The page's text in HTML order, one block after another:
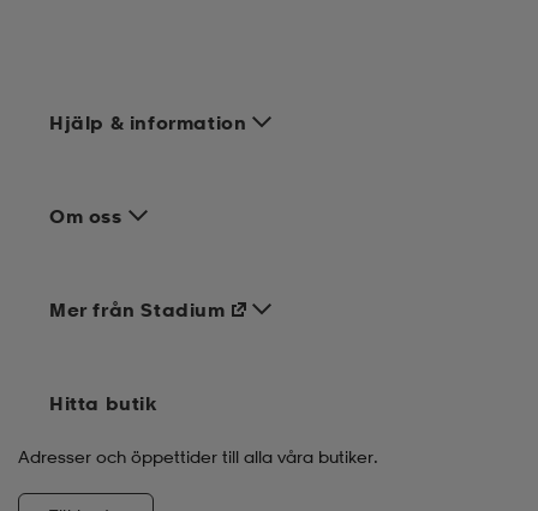
Hjälp & information
Om oss
Mer från Stadium
Hitta butik
Adresser och öppettider till alla våra butiker.